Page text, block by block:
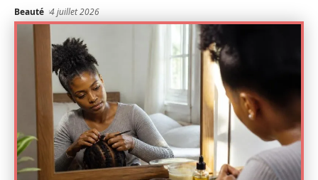
Beauté 4 juillet 2026